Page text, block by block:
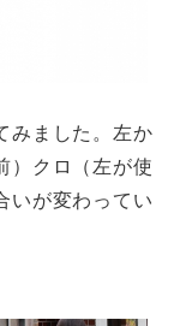
みました。左か
）クロ（左が使
いが変わってい